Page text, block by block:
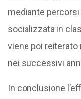
mediante
socializzata in
viene poi reiterato
nei successivi
In conclusione